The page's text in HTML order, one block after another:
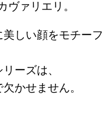
ァリエリ。
しい顔をモチーフ
ーズは、
かせません。